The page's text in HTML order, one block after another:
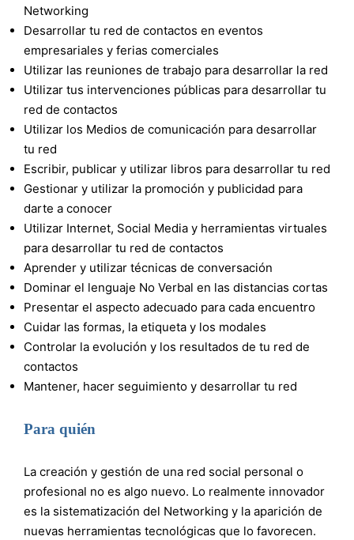
Networking
Desarrollar tu red de contactos en eventos
empresariales y ferias comerciales
Utilizar las reuniones de trabajo para desarrollar la red
Utilizar tus intervenciones públicas para desarrollar tu
red de contactos
Utilizar los Medios de comunicación para desarrollar
tu red
Escribir, publicar y utilizar libros para desarrollar tu red
Gestionar y utilizar la promoción y publicidad para
darte a conocer
Utilizar Internet, Social Media y herramientas virtuales
para desarrollar tu red de contactos
Aprender y utilizar técnicas de conversación
Dominar el lenguaje No Verbal en las distancias cortas
Presentar el aspecto adecuado para cada encuentro
Cuidar las formas, la etiqueta y los modales
Controlar la evolución y los resultados de tu red de
contactos
Mantener, hacer seguimiento y desarrollar tu red
Para quién
La creación y gestión de una red social personal o
profesional no es algo nuevo. Lo realmente innovador
es la sistematización del Networking y la aparición de
nuevas herramientas tecnológicas que lo favorecen.